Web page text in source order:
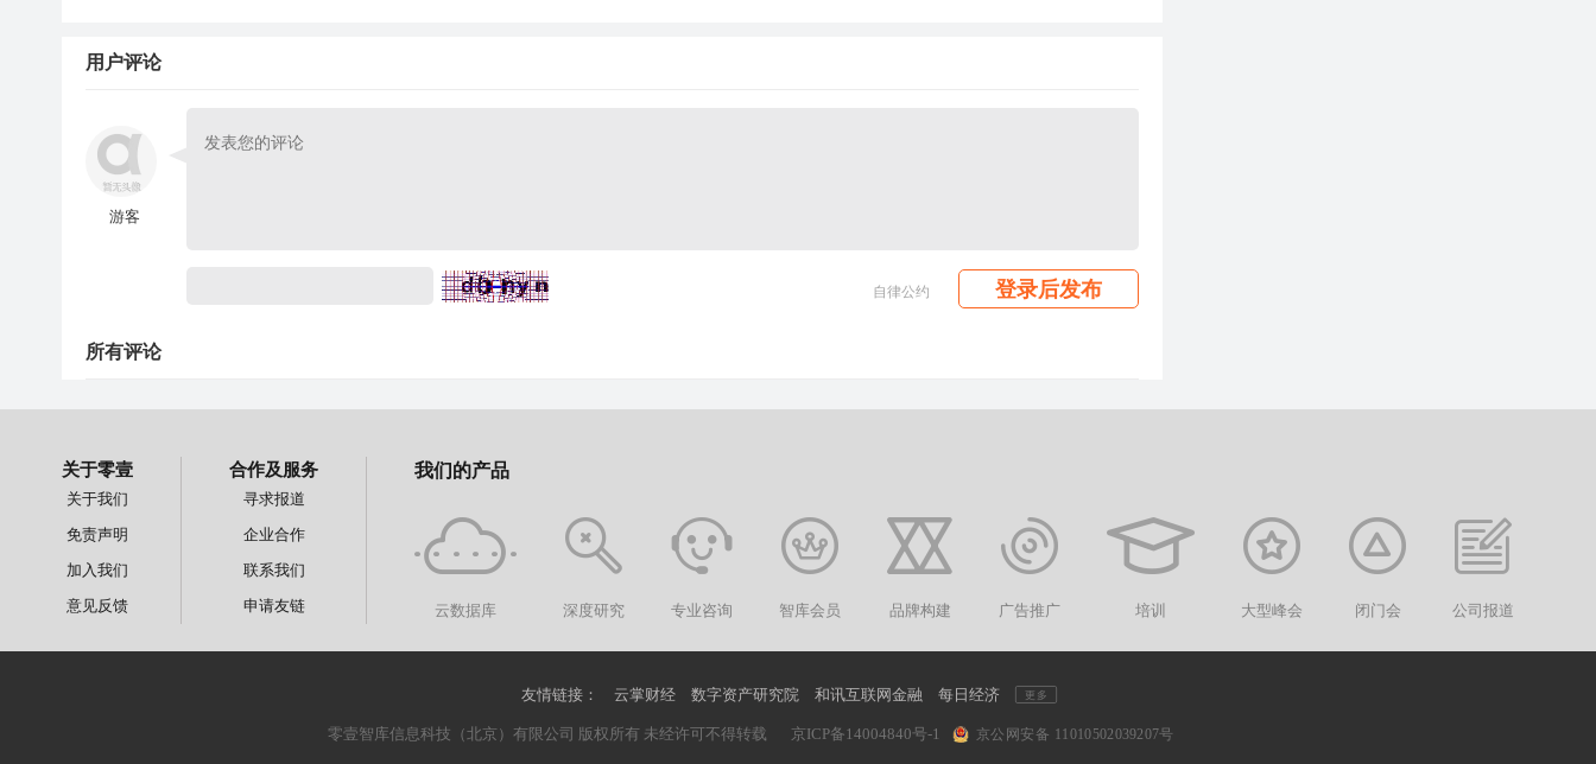
用户评论
游客
自律公约 登录后发布
所有评论
关于零壹
关于我们
免责声明
加入我们
意见反馈
合作及服务
寻求报道
企业合作
联系我们
申请友链
我们的产品
云数据库 深度研究 专业咨询 智库会员 品牌构建 广告推广 培训 大型峰会 闭门会 公司报道
友情链接： 云掌财经 数字资产研究院 和讯互联网金融 每日经济 更多
零壹智库信息科技（北京）有限公司 版权所有 未经许可不得转载 京ICP备14004840号-1 京公网安备 11010502039207号